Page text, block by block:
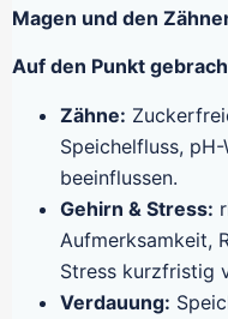
Magen und den
Auf den Punkt
Zähne:
Speichelfluss,
beeinflussen.
Gehirn & Stress:
Aufmerksamkeit,
Stress kurzfristig
Verdauung: